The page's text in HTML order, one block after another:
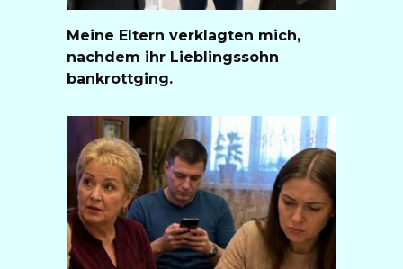
Meine Eltern verklagten mich,
nachdem ihr Lieblingssohn
bankrottging.